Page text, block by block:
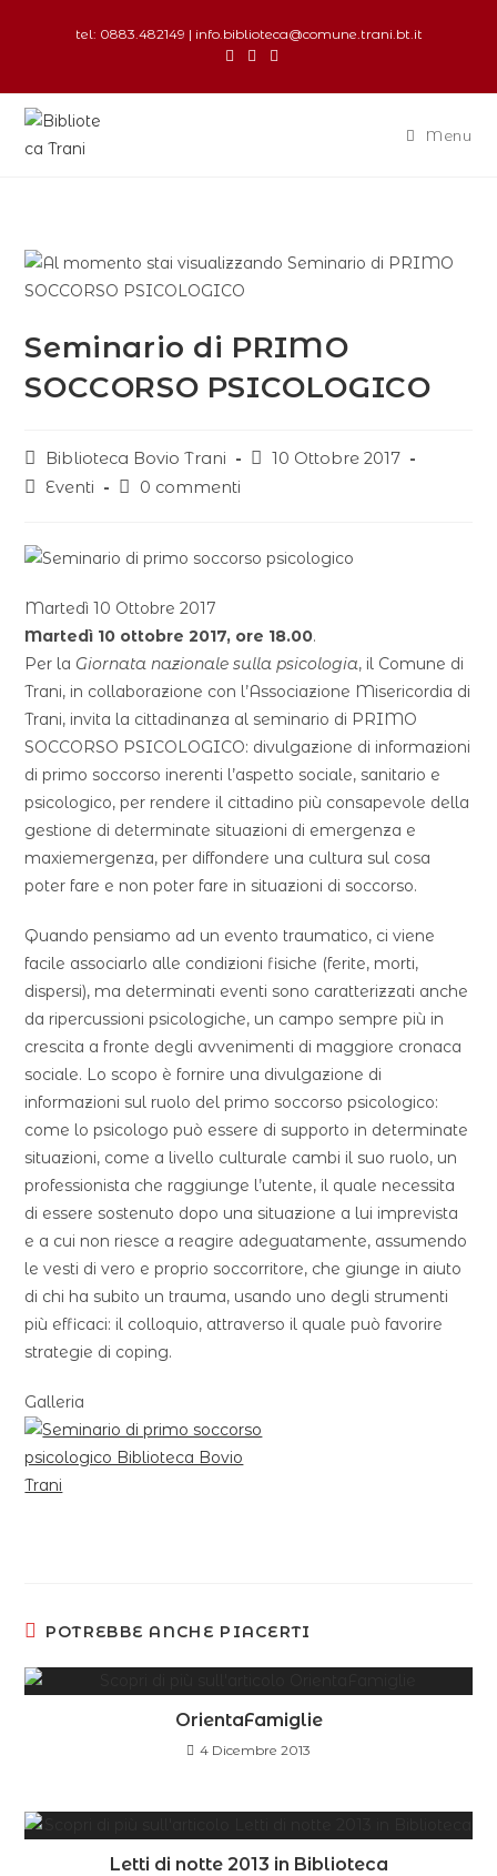
tel: 0883.482149 | info.biblioteca@comune.trani.bt.it
Menu
Seminario di PRIMO
SOCCORSO PSICOLOGICO
Biblioteca Bovio Trani
10 Ottobre 2017
Eventi
0 commenti
Martedì 10 Ottobre 2017
Martedì 10 ottobre 2017, ore 18.00.
Per la Giornata nazionale sulla psicologia, il Comune di
Trani, in collaborazione con l’Associazione Misericordia di
Trani, invita la cittadinanza al seminario di PRIMO
SOCCORSO PSICOLOGICO: divulgazione di informazioni
di primo soccorso inerenti l’aspetto sociale, sanitario e
psicologico, per rendere il cittadino più consapevole della
gestione di determinate situazioni di emergenza e
maxiemergenza, per diffondere una cultura sul cosa
poter fare e non poter fare in situazioni di soccorso.
Quando pensiamo ad un evento traumatico, ci viene
facile associarlo alle condizioni fisiche (ferite, morti,
dispersi), ma determinati eventi sono caratterizzati anche
da ripercussioni psicologiche, un campo sempre più in
crescita a fronte degli avvenimenti di maggiore cronaca
sociale. Lo scopo è fornire una divulgazione di
informazioni sul ruolo del primo soccorso psicologico:
come lo psicologo può essere di supporto in determinate
situazioni, come a livello culturale cambi il suo ruolo, un
professionista che raggiunge l’utente, il quale necessita
di essere sostenuto dopo una situazione a lui imprevista
e a cui non riesce a reagire adeguatamente, assumendo
le vesti di vero e proprio soccorritore, che giunge in aiuto
di chi ha subito un trauma, usando uno degli strumenti
più efficaci: il colloquio, attraverso il quale può favorire
strategie di coping.
Galleria
POTREBBE ANCHE PIACERTI
OrientaFamiglie
4 Dicembre 2013
Letti di notte 2013 in Biblioteca